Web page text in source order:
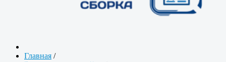
Главная /